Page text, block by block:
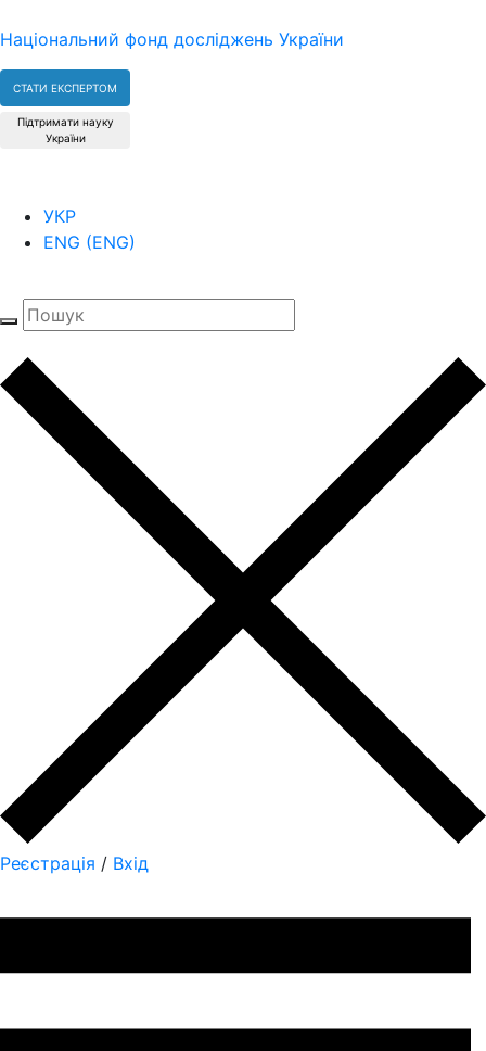
Національний фонд досліджень України
СТАТИ ЕКСПЕРТОМ
Підтримати науку
України
УКР
ENG (ENG)
Реєстрація / Вхід